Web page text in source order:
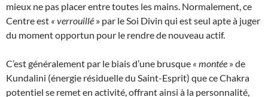
mieux ne pas placer entre toutes les mains. Normalement, ce
Centre est « verrouillé » par le Soi Divin qui est seul apte à juger
du moment opportun pour le rendre de nouveau actif.
C’est généralement par le biais d’une brusque « montée » de
Kundalini (énergie résiduelle du Saint-Esprit) que ce Chakra
potentiel se remet en activité, offrant ainsi à la personnalité,